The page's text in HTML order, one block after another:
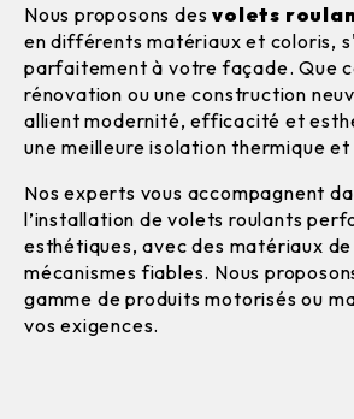
Nous proposons desvolets
en différents matériaux et coloris,
parfaitement à votre façade. Que
rénovation ou une construction
allient modernité, efficacité et
une meilleure isolation thermique
Nos experts vous accompagnent
l’installation de volets roulants
esthétiques, avec des matériaux
mécanismes fiables. Nous
gamme de produits motorisés ou
vos exigences.